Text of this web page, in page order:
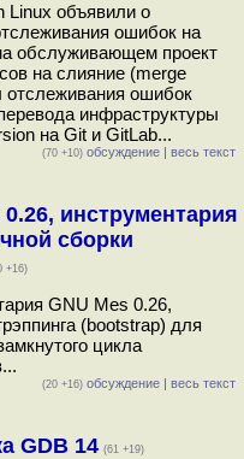
Linux объявили о
ошибок на
обслуживающем проект
на слияние (merge
ошибок
инфраструктуры
на Git и GitLab...
(70 +10) обсуждение | весь текст
инструментария
сборки
+16)
GNU Mes 0.26,
(bootstrap) для
цикла
(20 +16) обсуждение | весь текст
GDB 14 (61 +19)